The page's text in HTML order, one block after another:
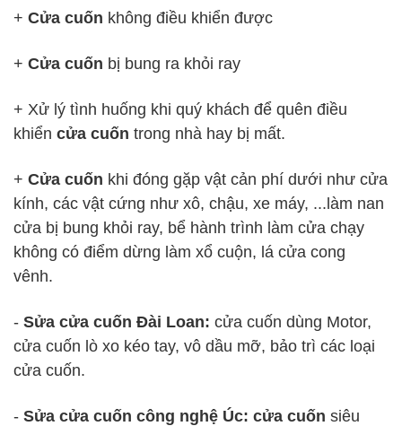
+ Cửa cuốn không điều khiển được
+ Cửa cuốn bị bung ra khỏi ray
+ Xử lý tình huống khi quý khách để quên điều
khiển cửa cuốn trong nhà hay bị mất.
+ Cửa cuốn khi đóng gặp vật cản phí dưới như cửa
kính, các vật cứng như xô, chậu, xe máy, ...làm nan
cửa bị bung khỏi ray, bể hành trình làm cửa chạy
không có điểm dừng làm xổ cuộn, lá cửa cong
vênh.
- Sửa cửa cuốn Đài Loan: cửa cuốn dùng Motor,
cửa cuốn lò xo kéo tay, vô dầu mỡ, bảo trì các loại
cửa cuốn.
- Sửa cửa cuốn công nghệ Úc: cửa cuốn siêu